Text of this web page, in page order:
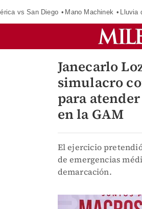
vs San Diego Mano Machinek Lluvia
Janecarlo
simulacro
para
en la GAM
El ejercicio
de emergencias
demarcación.